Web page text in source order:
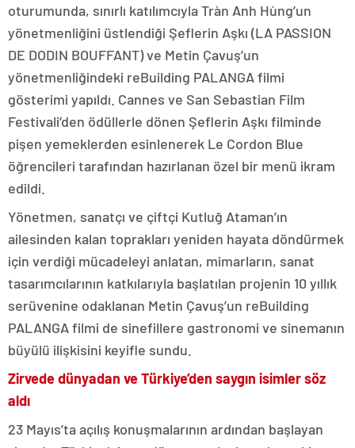
oturumunda, sınırlı katılımcıyla Tràn Anh Hùng’un
yönetmenliğini üstlendiği Şeflerin Aşkı (LA PASSION
DE DODIN BOUFFANT) ve Metin Çavuş’un
yönetmenliğindeki reBuilding PALANGA filmi
gösterimi yapıldı. Cannes ve San Sebastian Film
Festivali’den ödüllerle dönen Şeflerin Aşkı filminde
pişen yemeklerden esinlenerek Le Cordon Blue
öğrencileri tarafından hazırlanan özel bir menü ikram
edildi.
Yönetmen, sanatçı ve çiftçi Kutluğ Ataman’ın
ailesinden kalan toprakları yeniden hayata döndürmek
için verdiği mücadeleyi anlatan, mimarların, sanat
tasarımcılarının katkılarıyla başlatılan projenin 10 yıllık
serüvenine odaklanan Metin Çavuş’un reBuilding
PALANGA filmi de sinefillere gastronomi ve sinemanın
büyülü ilişkisini keyifle sundu.
Zirvede dünyadan ve Türkiye’den saygın isimler söz
aldı
23 Mayıs’ta açılış konuşmalarının ardından başlayan